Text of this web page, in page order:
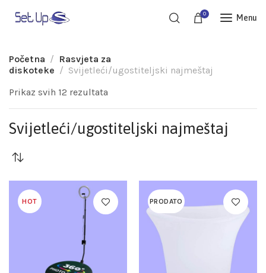
0 Menu
Početna
Rasvjeta za
diskoteke
Svijetleći/ugostiteljski najmeštaj
Prikaz svih 12 rezultata
Svijetleći/ugostiteljski najmeštaj
HOT PRODATO